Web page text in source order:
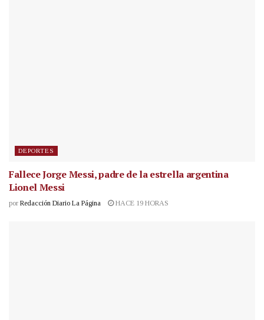
DEPORTES
Fallece Jorge Messi, padre de la estrella argentina
Lionel Messi
por Redacción Diario La Página HACE 19 HORAS